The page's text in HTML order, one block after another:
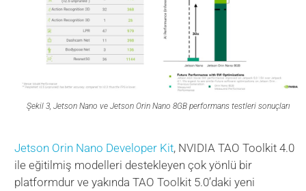
Şekil 3, Jetson Nano ve Jetson Orin Nano 8GB performans testleri sonuçları
Jetson Orin Nano Developer Kit, NVIDIA TAO Toolkit 4.0
ile eğitilmiş modelleri destekleyen çok yönlü bir
platformdur ve yakında TAO Toolkit 5.0’daki yeni